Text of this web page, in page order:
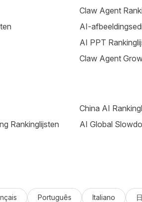
Claw Agent
AI-
AI PPT
Claw Agent
China AI
Rankinglijsten
AI Global
Português Italiano